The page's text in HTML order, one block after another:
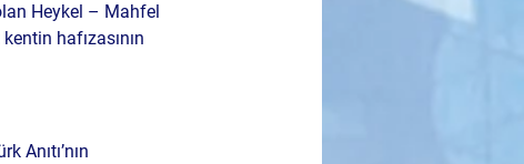
Heykel – Mahfel
hafızasının
Anıtı’nın